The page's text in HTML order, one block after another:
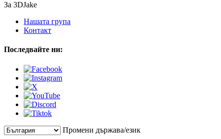
За 3DJake
Нашата група
Контакт
Последвайте ни:
Промени държава/език